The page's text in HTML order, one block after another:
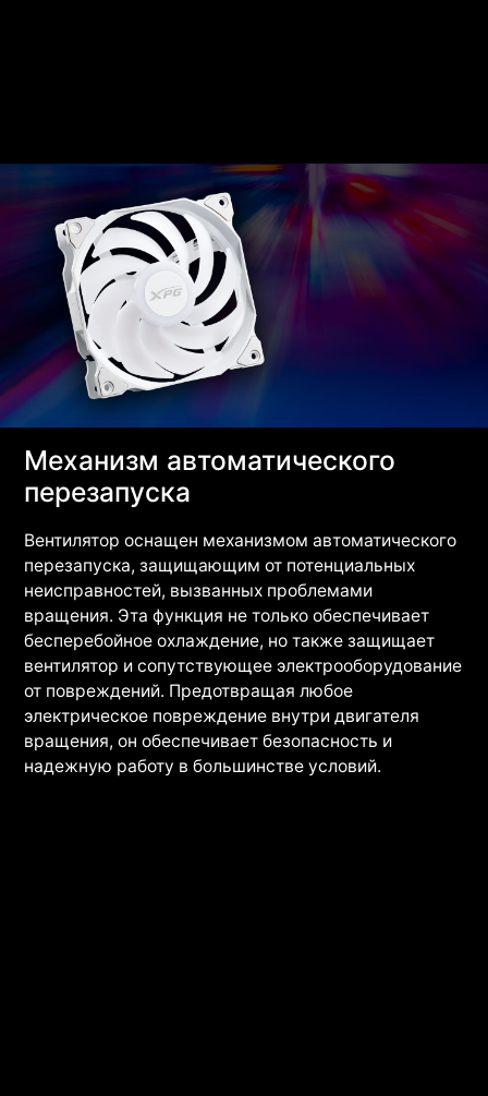
Механизм автоматического
перезапуска
Вентилятор оснащен механизмом автоматического
перезапуска, защищающим от потенциальных
неисправностей, вызванных проблемами
вращения. Эта функция не только обеспечивает
бесперебойное охлаждение, но также защищает
вентилятор и сопутствующее электрооборудование
от повреждений. Предотвращая любое
электрическое повреждение внутри двигателя
вращения, он обеспечивает безопасность и
надежную работу в большинстве условий.